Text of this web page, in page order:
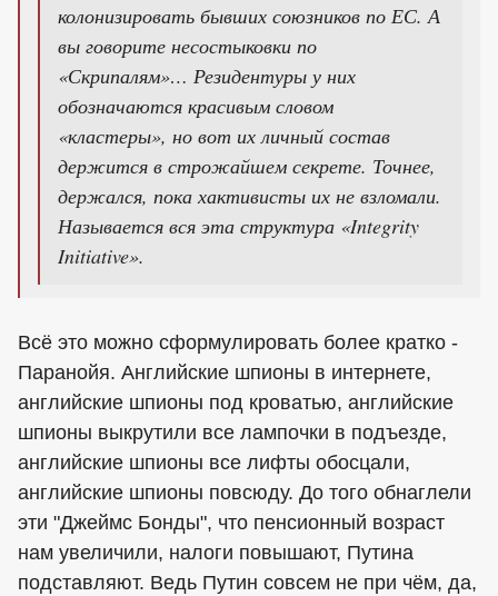
колонизировать бывших союзников по ЕС. А
вы говорите несостыковки по
«Скрипалям»… Резидентуры у них
обозначаются красивым словом
«кластеры», но вот их личный состав
держится в строжайшем секрете. Точнее,
держался, пока хактивисты их не взломали.
Называется вся эта структура «Integrity
Initiative».
Всё это можно сформулировать более кратко -
Паранойя. Английские шпионы в интернете,
английские шпионы под кроватью, английские
шпионы выкрутили все лампочки в подъезде,
английские шпионы все лифты обосцали,
английские шпионы повсюду. До того обнаглели
эти "Джеймс Бонды", что пенсионный возраст
нам увеличили, налоги повышают, Путина
подставляют. Ведь Путин совсем не при чём, да,